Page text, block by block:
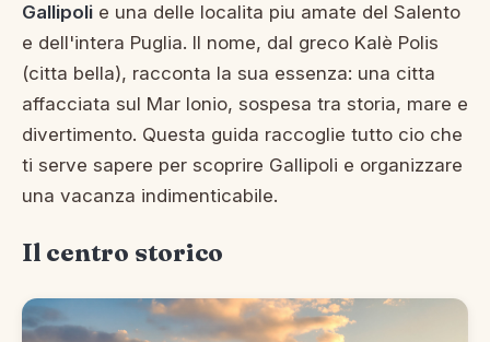
Gallipoli e una delle localita piu amate del Salento
e dell'intera Puglia. Il nome, dal greco Kalè Polis
(citta bella), racconta la sua essenza: una citta
affacciata sul Mar Ionio, sospesa tra storia, mare e
divertimento. Questa guida raccoglie tutto cio che
ti serve sapere per scoprire Gallipoli e organizzare
una vacanza indimenticabile.
Il centro storico